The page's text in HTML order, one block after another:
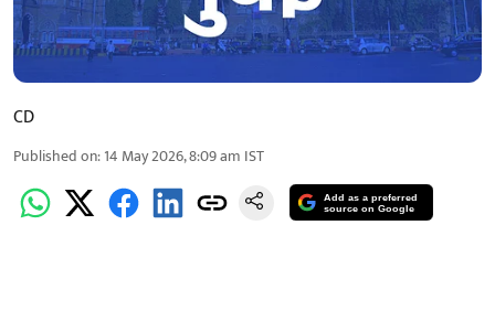
CD
Published on:14 May 2026, 8:09 am IST
Add as a preferred
source on Google